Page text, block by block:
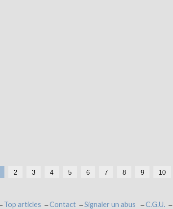
2 3 4 5 6 7 8 9 10
Top articles Contact Signaler un abus C.G.U.